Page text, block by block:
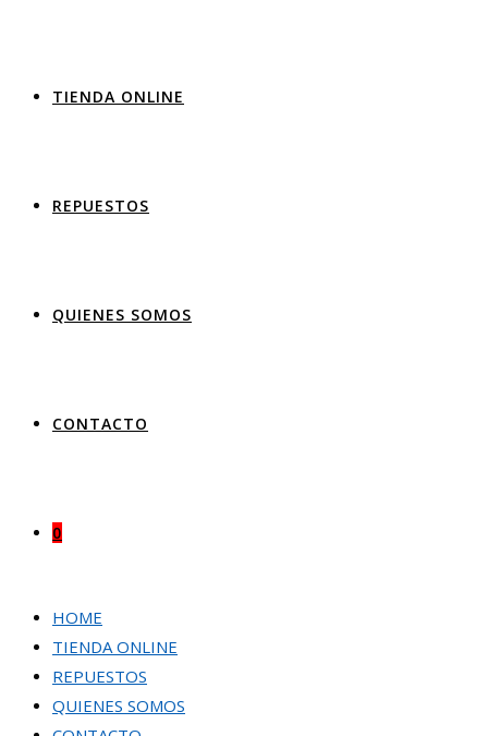
TIENDA ONLINE
REPUESTOS
QUIENES SOMOS
CONTACTO
0
HOME
TIENDA ONLINE
REPUESTOS
QUIENES SOMOS